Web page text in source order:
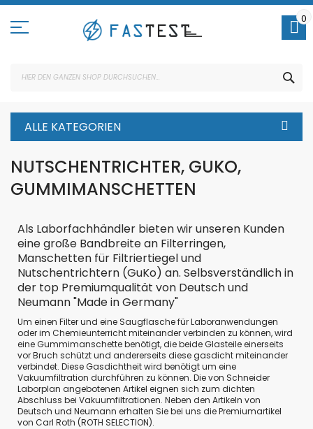
Direkt
Inhalt
0
ALLE KATEGORIEN
NUTSCHENTRICHTER, GUKO,
GUMMIMANSCHETTEN
Als Laborfachhändler bieten wir unseren Kunden
eine große Bandbreite an Filterringen,
Manschetten für Filtriertiegel und
Nutschentrichtern (GuKo) an. Selbsverständlich in
der top Premiumqualität von Deutsch und
Neumann"Made in Germany"
Um einen Filter und eine Saugflasche für Laboranwendungen
oder im Chemieunterricht miteinander verbinden zu können, wird
eine Gummimanschette benötigt, die beide Glasteile einerseits
vor Bruch schützt und andererseits diese gasdicht miteinander
verbindet. Diese Gasdichtheit wird benötigt um eine
Vakuumfiltration durchführen zu können. Die von Schneider
Laborplan angebotenen Artikel eignen sich zum dichten
Abschluss bei Vakuumfiltrationen. Neben den Artikeln von
Deutsch und Neumann erhalten Sie bei uns die Premiumartikel
von Carl Roth (ROTH SELECTION).